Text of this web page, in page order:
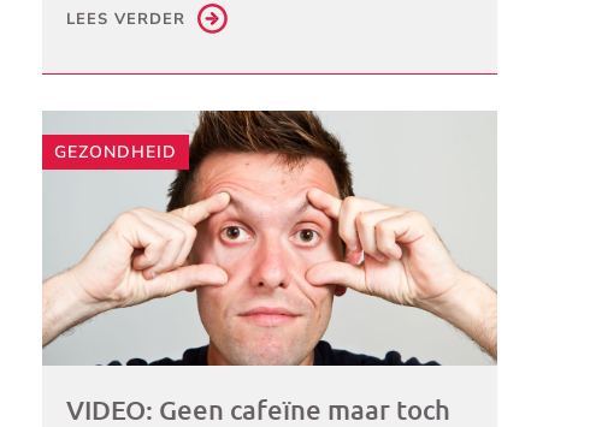
mailprogramma)
LEES VERDER
GEZONDHEID
VIDEO: Geen cafeïne maar toch